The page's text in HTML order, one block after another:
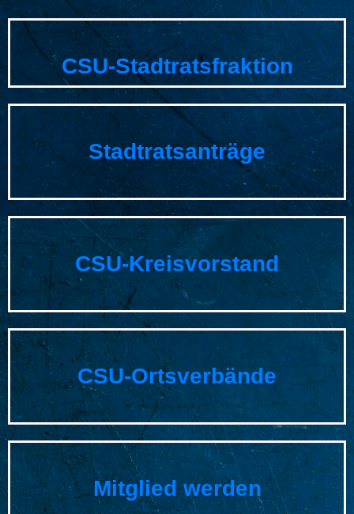
CSU-Stadtratsfraktion
Stadtratsanträge
CSU-Kreisvorstand
CSU-Ortsverbände
Mitglied werden